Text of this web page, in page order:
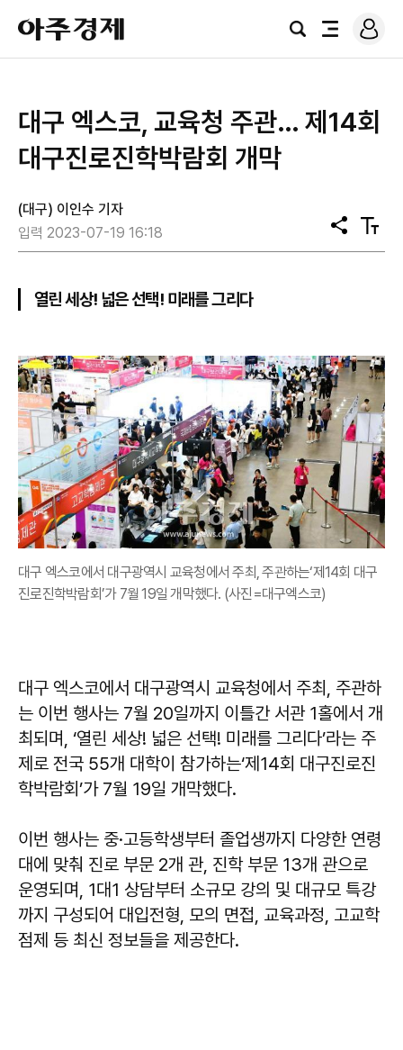
아
주
경
검
전
로
그
대구 엑스코, 교육청 주관… 제14회
대구진로진학박람회 개막
(대구) 이인수 기자
입력 2023-07-19 16:18
공
유
텍
스
열린 세상! 넓은 선택! 미래를 그리다
대구 엑스코에서 대구광역시 교육청에서 주최, 주관하는‘제14회 대구
진로진학박람회’가 7월 19일 개막했다. (사진=대구엑스코)
대구 엑스코에서 대구광역시 교육청에서 주최, 주관하
는 이번 행사는 7월 20일까지 이틀간 서관 1홀에서 개
최되며, ‘열린 세상! 넓은 선택! 미래를 그리다’라는 주
제로 전국 55개 대학이 참가하는‘제14회 대구진로진
학박람회’가 7월 19일 개막했다.
이번 행사는 중·고등학생부터 졸업생까지 다양한 연령
대에 맞춰 진로 부문 2개 관, 진학 부문 13개 관으로
운영되며, 1대1 상담부터 소규모 강의 및 대규모 특강
까지 구성되어 대입전형, 모의 면접, 교육과정, 고교학
점제 등 최신 정보들을 제공한다.